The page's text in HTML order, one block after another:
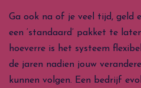
Ga ook na of je veel tijd, geld
een ‘standaard’ pakket te
hoeverre is het systeem
de jaren nadien jouw
kunnen volgen. Een bedrijf